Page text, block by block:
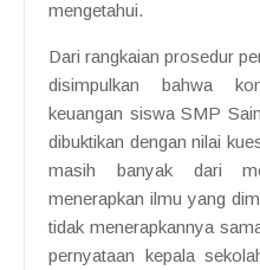
mengetahui.
Dari rangkaian prosedur
disimpulkan bahwa
keuangan siswa SMP
dibuktikan dengan nilai
masih banyak dari
menerapkan ilmu yang
tidak menerapkannya
pernyataan kepala